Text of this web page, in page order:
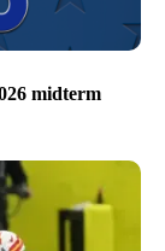
midterm